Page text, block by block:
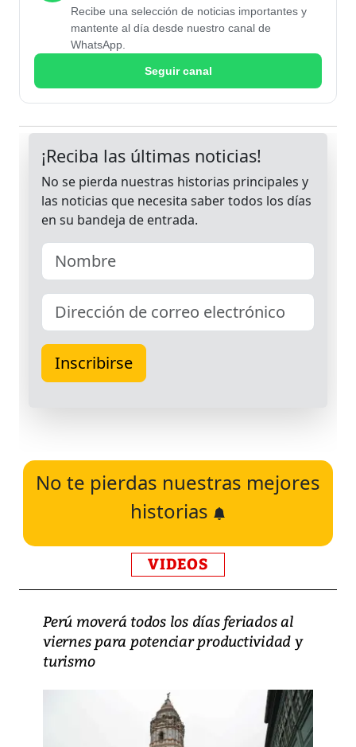
Recibe una selección de noticias importantes y
mantente al día desde nuestro canal de
WhatsApp.
Seguir canal
No te pierdas nuestras mejores
historias
VIDEOS
Perú moverá todos los días feriados al
viernes para potenciar productividad y
turismo